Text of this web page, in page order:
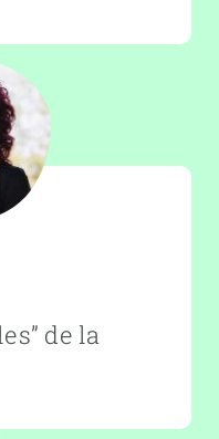
de la